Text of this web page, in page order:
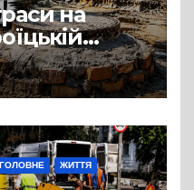
на
із
термінами.
відкрили
ГОЛОВНЕ ЖИТТЯ